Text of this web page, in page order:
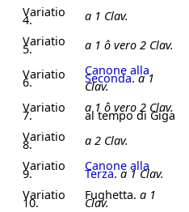
Variatio
4. a 1 Clav.
Variatio
5. a 1 ô vero 2 Clav.
Variatio
6.
Canone alla
Seconda.a 1
Clav.
Variatio
7.
a 1 ô vero 2 Clav.
al tempo di Giga
Variatio
8. a 2 Clav.
Variatio
9.
Canone alla
Terza.a 1 Clav.
Variatio
10.
Fughetta. a 1
Clav.